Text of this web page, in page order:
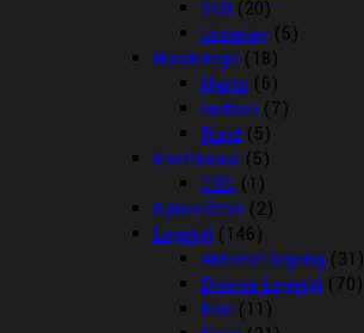
Stål (20)
Underlag (5)
Hundetegn (18)
Hjerte (6)
kødben (7)
Rund (5)
Kosttilskud (5)
CBD (1)
Kølemåtter (2)
Legetøj (146)
Aktivitet legetøj (31)
Diverse Legetøj (70)
Kiwi (11)